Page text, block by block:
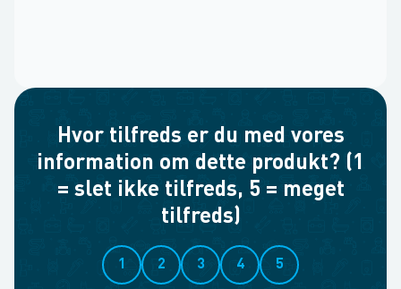
Hvor tilfreds er du med vores
information om dette produkt? (1
= slet ikke tilfreds, 5 = meget
tilfreds)
1 2 3 4 5